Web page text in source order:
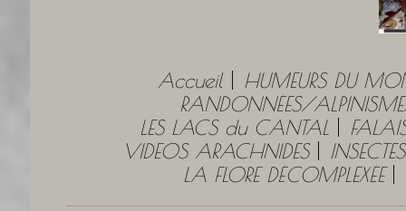
Accueil
HUMEURS DU
RANDONNÉES/
LES LACS du CANTAL
VIDEOS ARACHNIDES
INSECTES
LA FLORE DÉCOMPLEXÉE